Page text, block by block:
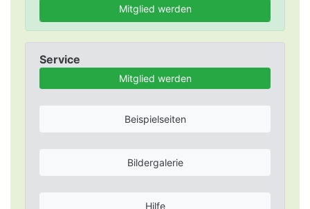
Mitglied werden
Service
Mitglied werden
Beispielseiten
Bildergalerie
Hilfe